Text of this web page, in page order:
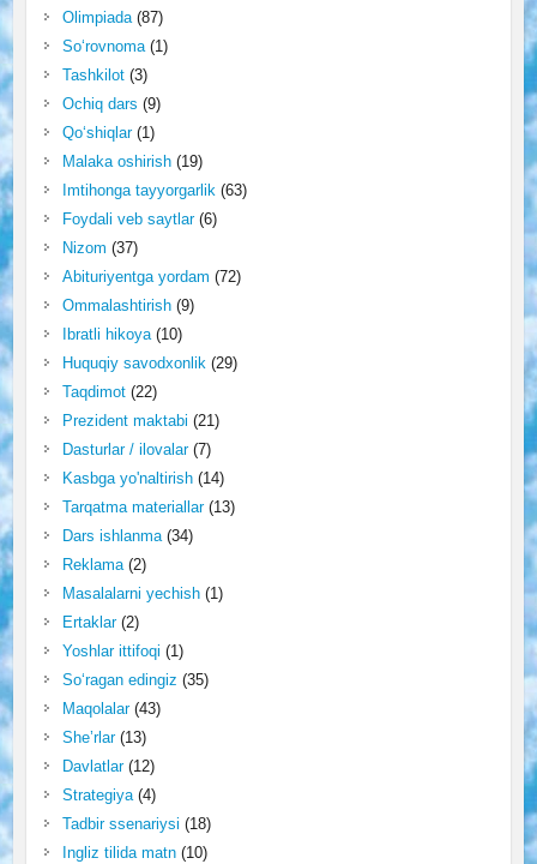
Olimpiada(87)
So‘rovnoma(1)
Tashkilot(3)
Ochiq dars (9)
Qo‘shiqlar(1)
Malaka oshirish(19)
Imtihonga tayyorgarlik(63)
Foydali veb saytlar(6)
Nizom (37)
Abituriyentga yordam (72)
Ommalashtirish(9)
Ibratli hikoya(10)
Huquqiy savodxonlik(29)
Taqdimot(22)
Prezident maktabi (21)
Dasturlar / ilovalar(7)
Kasbga yo'naltirish(14)
Tarqatma materiallar(13)
Dars ishlanma(34)
Reklama(2)
Masalalarni yechish(1)
Ertaklar(2)
Yoshlar ittifoqi (1)
So‘ragan edingiz (35)
Maqolalar(43)
She’rlar(13)
Davlatlar(12)
Strategiya(4)
Tadbir ssenariysi (18)
Ingliz tilida matn(10)